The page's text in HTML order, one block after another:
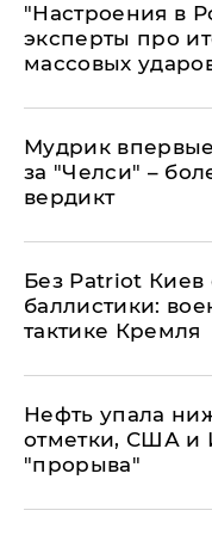
"Настроения в
эксперты про
массовых
Мудрик
за "Челси" –
вердикт
​Без Patriot
баллистики:
тактике Кремля
Нефть упала
отметки, США и
"прорыва"